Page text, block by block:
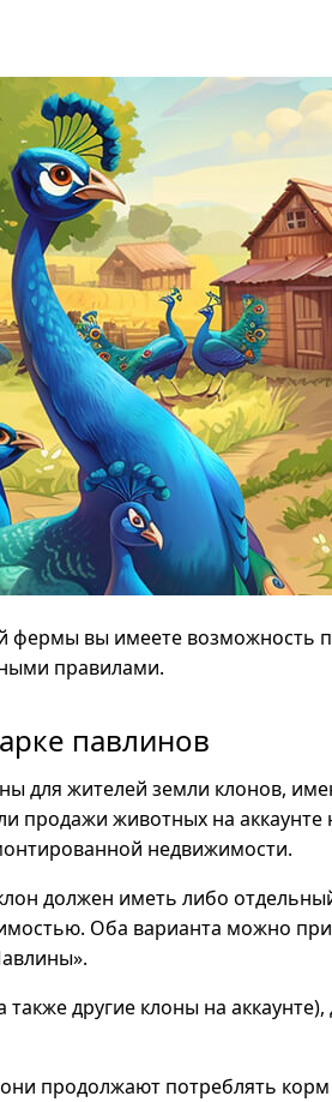
фермы вы имеете возможность
правилами.
павлинов
для жителей земли клонов,
продажи животных на
недвижимости.
должен иметь либо
Оба варианта можно
другие клоны на
продолжают потреблять